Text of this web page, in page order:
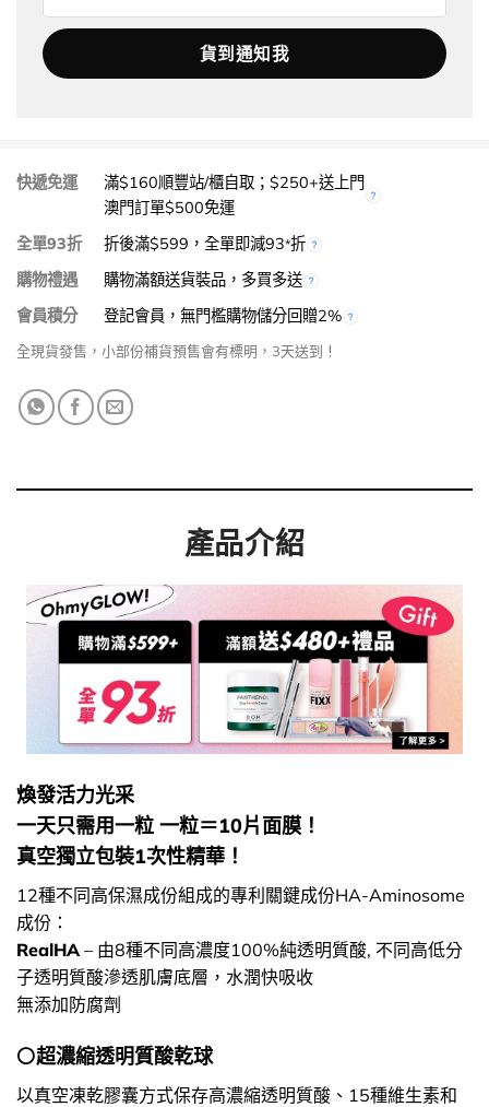
快遞免運
滿$160順豐站/櫃自取；$250+送上門
澳門訂單$500免運
全單93折
折後滿$599，全單即減93*折
購物禮遇
購物滿額送貨裝品，多買多送
會員積分
登記會員，無門檻購物儲分回贈2%
全現貨發售，小部份補貨預售會有標明，3天送到！
產品介紹
煥發活力光采
一天只需用一粒 一粒＝10片面膜！
真空獨立包裝1次性精華！
12種不同高保濕成份組成的專利關鍵成份HA-Aminosome
成份：
RealHA– 由8種不同高濃度100%純透明質酸, 不同高低分
子透明質酸滲透肌膚底層，水潤快吸收
無添加防腐劑
⚪超濃縮透明質酸乾球
以真空凍乾膠囊方式保存高濃縮透明質酸、15種維生素和